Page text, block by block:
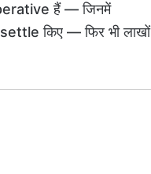
हैं — जिनमें
settle किए — फिर भी लाखों